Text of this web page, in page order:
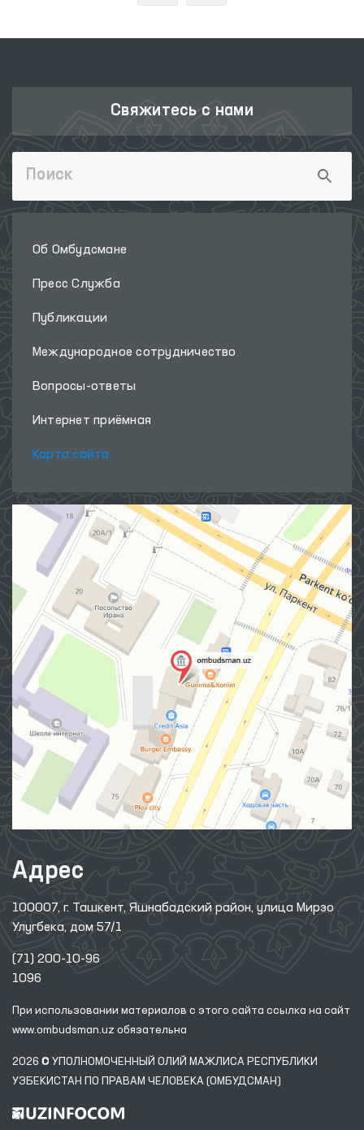
Свяжитесь с нами
Об Омбудсмане
Пресс Служба
Публикации
Международное сотрудничество
Вопросы-ответы
Интернет приёмная
Карта сайта
Адрес
100007, г. Ташкент, Яшнабадский район, улица Мирзо
Улугбека, дом 57/1
(71) 200-10-96
1096
При использовании материалов с этого сайта ссылка на сайт
www.ombudsman.uz обязательна
2026 © УПОЛНОМОЧЕННЫЙ ОЛИЙ МАЖЛИСА РЕСПУБЛИКИ
УЗБЕКИСТАН ПО ПРАВАМ ЧЕЛОВЕКА (ОМБУДСМАН)